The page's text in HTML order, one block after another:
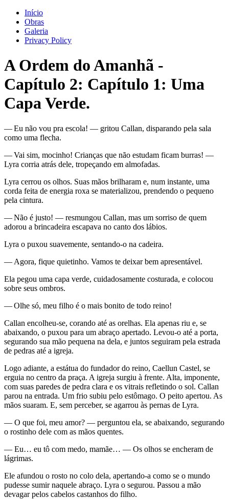
Início
Obras
Galeria
Privacy Policy
A Ordem do Amanhã -
Capítulo 2: Capítulo 1: Uma
Capa Verde.
— Eu não vou pra escola! — gritou Callan, disparando pela sala
como uma flecha.
— Vai sim, mocinho! Crianças que não estudam ficam burras! —
Lyra corria atrás dele, tropeçando em almofadas.
Lyra cerrou os olhos. Suas mãos brilharam e, num instante, uma
corda feita de energia roxa se materializou, prendendo o pequeno
pela cintura.
— Não é justo! — resmungou Callan, mas um sorriso de quem
adorou a brincadeira escapava no canto dos lábios.
Lyra o puxou suavemente, sentando-o na cadeira.
— Agora, fique quietinho. Vamos te deixar bem apresentável.
Ela pegou uma capa verde, cuidadosamente costurada, e colocou
sobre seus ombros.
— Olhe só, meu filho é o mais bonito de todo reino!
Callan encolheu-se, corando até as orelhas. Ela apenas riu e, se
abaixando, o puxou para um abraço apertado. Levou-o até a porta,
segurando sua mão pequena na dela, e juntos seguiram pela estrada
de pedras até a igreja.
Logo adiante, a estátua do fundador do reino, Caellun Castel, se
erguia no centro da praça. A igreja surgiu à frente. Alta, imponente,
com suas paredes de pedra clara e os vitrais refletindo o sol. Callan
parou na entrada. Um frio subiu pelo estômago. O peito apertou. As
mãos suaram. E, sem perceber, se agarrou às pernas de Lyra.
— O que foi, meu amor? — perguntou ela, se abaixando, segurando
o rostinho dele com as mãos quentes.
— Eu… eu tô com medo, mamãe… — Os olhos se encheram de
lágrimas.
Ele afundou o rosto no colo dela, apertando-a como se o mundo
pudesse sumir naquele abraço. Lyra o segurou. Passou a mão
devagar pelos cabelos castanhos do filho.